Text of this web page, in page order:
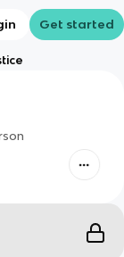
Get started